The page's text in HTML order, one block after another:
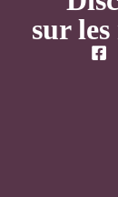
sur les